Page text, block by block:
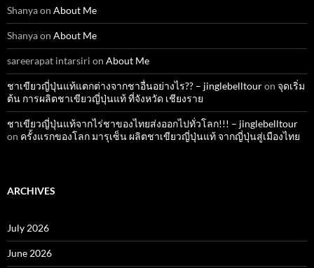
Shanyaon About Me
Shanyaon About Me
sareerapat intarsiri on About Me
ชาเขียวญี่ปุ่นแท้แตกต่างจากชาอื่นอย่างไร?? – jinglebelltouron จุดเริ่ม
ต้น การผลิตชาเขียวญี่ปุ่นแท้ ที่จังหวัด เชียงราย
ชาเขียวญี่ปุ่นแท้จากไร่ชาของไทยส่งออกไปทั่วโลก!!! – jinglebelltour
on ครั้งแรกของโลก มารุเซ็น ผลิตชาเขียวญี่ปุ่นแท้ จากญี่ปุ่นสู่เมืองไทย
ARCHIVES
July 2026
June 2026